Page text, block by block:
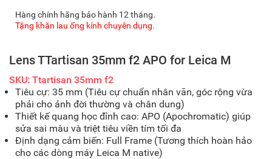
Hàng chính hãng bảo hành 12 tháng.
Tặng khăn lau ống kính chuyên dụng.
Lens TTartisan 35mm f2 APO for Leica M
SKU: Ttartisan 35mm f2
Tiêu cự: 35 mm (Tiêu cự chuẩn nhân văn, góc rộng vừa
phải cho ảnh đời thường và chân dung)
Thiết kế quang học đỉnh cao: APO (Apochromatic) giúp
sửa sai màu và triệt tiêu viền tím tối đa
Định dạng cảm biến: Full Frame (Tương thích hoàn hảo
cho các dòng máy Leica M native)